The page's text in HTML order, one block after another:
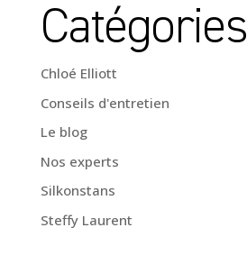
Catégories
Chloé Elliott
Conseils d'entretien
Le blog
Nos experts
Silkonstans
Steffy Laurent